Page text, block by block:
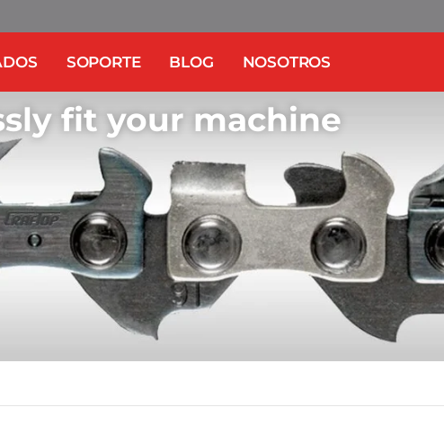
SOPORTE BLOG NOSOTROS
fit your machine